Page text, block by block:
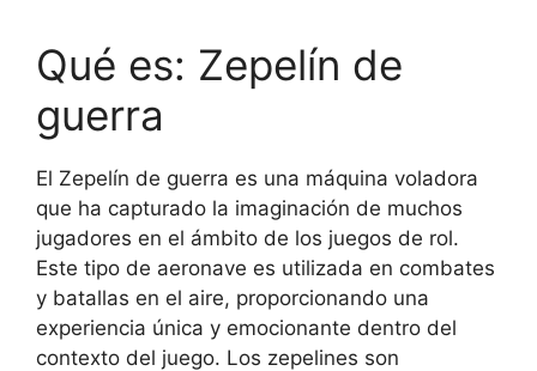
Qué es: Zepelín de
guerra
El Zepelín de guerra es una máquina voladora
que ha capturado la imaginación de muchos
jugadores en el ámbito de los juegos de rol.
Este tipo de aeronave es utilizada en combates
y batallas en el aire, proporcionando una
experiencia única y emocionante dentro del
contexto del juego. Los zepelines son